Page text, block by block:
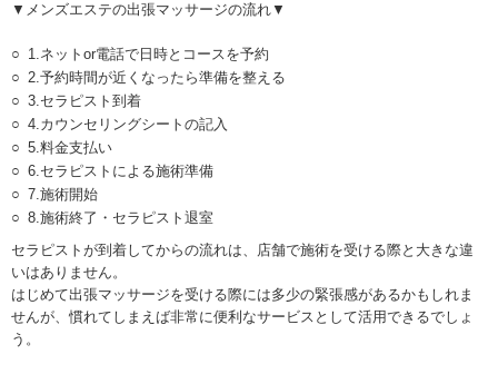
▼メンズエステの出張マッサージの流れ▼
1.ネットor電話で日時とコースを予約
2.予約時間が近くなったら準備を整える
3.セラピスト到着
4.カウンセリングシートの記入
5.料金支払い
6.セラピストによる施術準備
7.施術開始
8.施術終了・セラピスト退室
セラピストが到着してからの流れは、店舗で施術を受ける際と大きな違
いはありません。
はじめて出張マッサージを受ける際には多少の緊張感があるかもしれま
せんが、慣れてしまえば非常に便利なサービスとして活用できるでしょ
う。